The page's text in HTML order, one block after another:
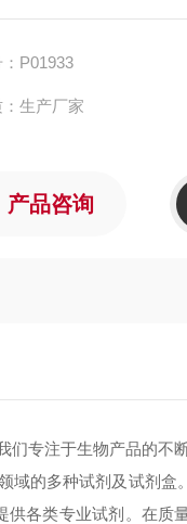
P01933
生产厂家
产品咨询
们专注于生物产品的
域的多种试剂及试剂
供各类专业试剂。在